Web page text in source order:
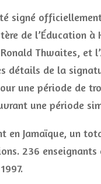
signé
de l’Éducation
Thwaites, et
détails de la
une période de
une période
en Jamaïque, un
236